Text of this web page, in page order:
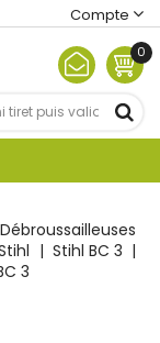
Compte
0
Débroussailleuses
Stihl BC 3
3